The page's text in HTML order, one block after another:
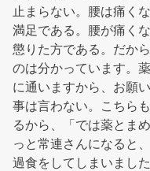
止まらない。腰は痛く
満足である。腰が痛く
懲りた方である。だか
のは分かっています。
に通いますから、お願
事は言わない。こちら
るから、「では薬とま
っと常連さんになると
過食をしてしまいまし